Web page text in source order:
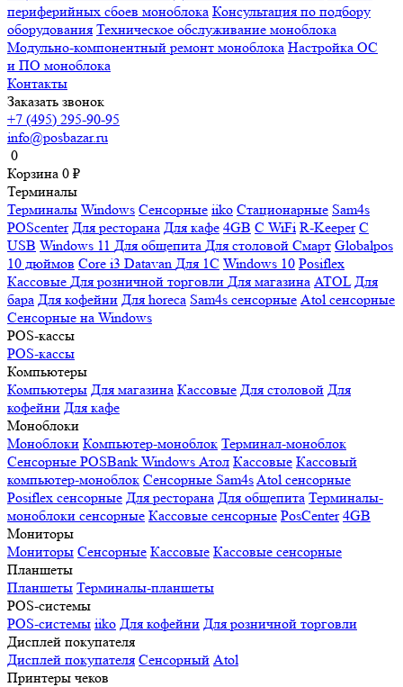
периферийных сбоев моноблока Консультация по подбору
оборудования Техническое обслуживание моноблока
Модульно-компонентный ремонт моноблока Настройка ОС
и ПО моноблока
Контакты
Заказать звонок
+7 (495) 295-90-95
info@posbazar.ru
0
Корзина 0 ₽
Терминалы
Терминалы Windows Сенсорные iiko Стационарные Sam4s
POScenter Для ресторана Для кафе 4GB С WiFi R-Keeper С
USB Windows 11 Для общепита Для столовой Смарт Globalpos
10 дюймов Core i3 Datavan Для 1С Windows 10 Posiflex
Кассовые Для розничной торговли Для магазина ATOL Для
бара Для кофейни Для horeca Sam4s сенсорные Atol сенсорные
Сенсорные на Windows
POS-кассы
POS-кассы
Компьютеры
Компьютеры Для магазина Кассовые Для столовой Для
кофейни Для кафе
Моноблоки
Моноблоки Компьютер-моноблок Терминал-моноблок
Сенсорные POSBank Windows Атол Кассовые Кассовый
компьютер-моноблок Сенсорные Sam4sAtol сенсорные
Posiflex сенсорные Для ресторана Для общепита Терминалы-
моноблоки сенсорные Кассовые сенсорные PosCenter 4GB
Мониторы
Мониторы Сенсорные Кассовые Кассовые сенсорные
Планшеты
Планшеты Терминалы-планшеты
POS-системы
POS-системы iiko Для кофейни Для розничной торговли
Дисплей покупателя
Дисплей покупателя Сенсорный Atol
Принтеры чеков